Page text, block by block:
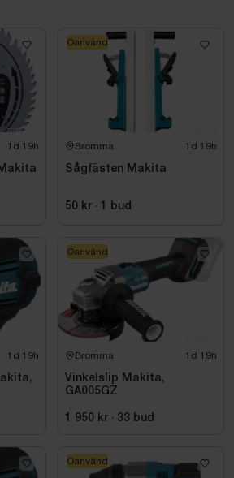
1d 19h Bromma 1d 19h
Sågfästen Makita
50 kr · 1 bud
Oanvänd
1d 19h Bromma 1d 19h
Vinkelslip Makita,
GA005GZ
1 950 kr · 33 bud
Oanvänd
Oanvänd